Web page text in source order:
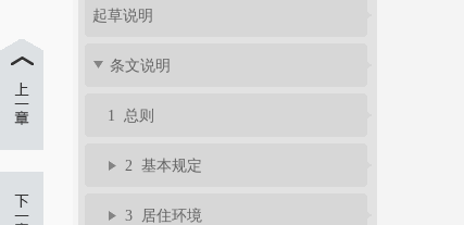
起草说明
条文说明
1 总则
2 基本规定
3 居住环境